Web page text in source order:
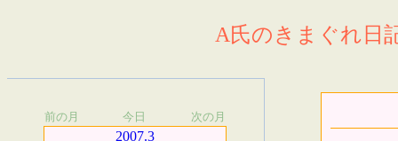
A氏のきまぐれ日
前の月 今日 次の月
2007.3